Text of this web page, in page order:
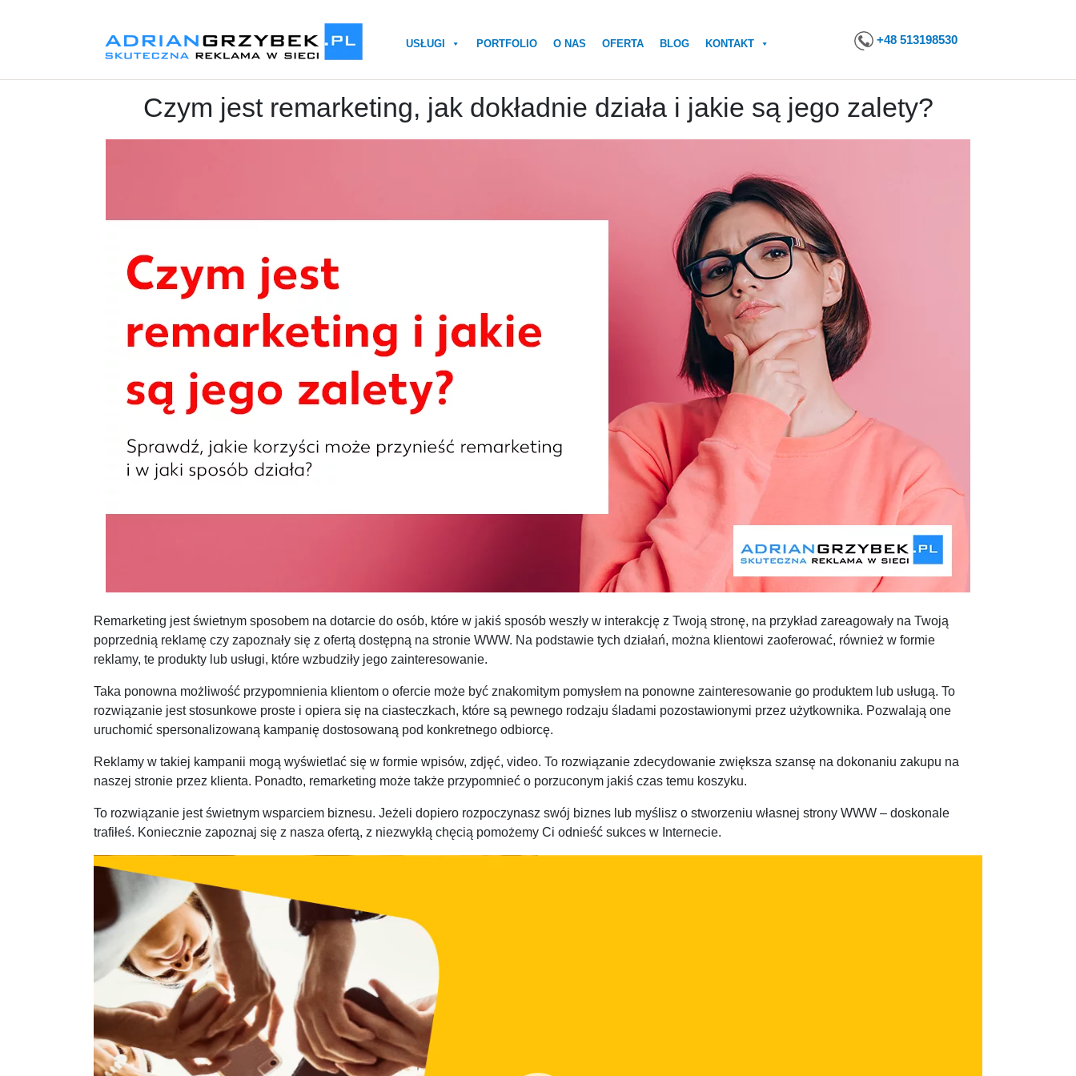
USŁUGI PORTFOLIO O NAS OFERTA BLOG KONTAKT +48 513198530
Czym jest remarketing, jak dokładnie działa i jakie są jego zalety?
Remarketing jest świetnym sposobem na dotarcie do osób, które w jakiś sposób weszły w interakcję z Twoją stronę, na przykład zareagowały na Twoją
poprzednią reklamę czy zapoznały się z ofertą dostępną na stronie WWW. Na podstawie tych działań, można klientowi zaoferować, również w formie
reklamy, te produkty lub usługi, które wzbudziły jego zainteresowanie.
Taka ponowna możliwość przypomnienia klientom o ofercie może być znakomitym pomysłem na ponowne zainteresowanie go produktem lub usługą. To
rozwiązanie jest stosunkowe proste i opiera się na ciasteczkach, które są pewnego rodzaju śladami pozostawionymi przez użytkownika. Pozwalają one
uruchomić spersonalizowaną kampanię dostosowaną pod konkretnego odbiorcę.
Reklamy w takiej kampanii mogą wyświetlać się w formie wpisów, zdjęć, video. To rozwiązanie zdecydowanie zwiększa szansę na dokonaniu zakupu na
naszej stronie przez klienta. Ponadto, remarketing może także przypomnieć o porzuconym jakiś czas temu koszyku.
To rozwiązanie jest świetnym wsparciem biznesu. Jeżeli dopiero rozpoczynasz swój biznes lub myślisz o stworzeniu własnej strony WWW – doskonale
trafiłeś. Koniecznie zapoznaj się z nasza ofertą, z niezwykłą chęcią pomożemy Ci odnieść sukces w Internecie.
Odtwarzacz
video